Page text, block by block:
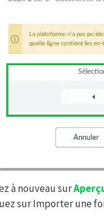
à nouveau sur
sur Importer une